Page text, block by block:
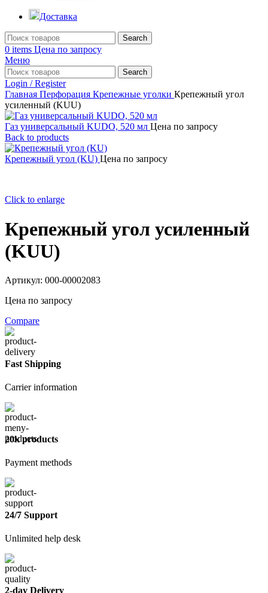
Доставка
Search
0 items Цена по запросу
Меню
Search
Login / Register
Главная Перфорация Крепежные уголки Крепежный угол
усиленный (KUU)
Газ универсальный KUDO, 520 мл Цена по запросу
Back to products
Крепежный угол (KU) Цена по запросу
Click to enlarge
Крепежный угол усиленный
(KUU)
Артикул: 000-00002083
Цена по запросу
Compare
Fast Shipping
Carrier information
20k products
Payment methods
24/7 Support
Unlimited help desk
2-day Delivery